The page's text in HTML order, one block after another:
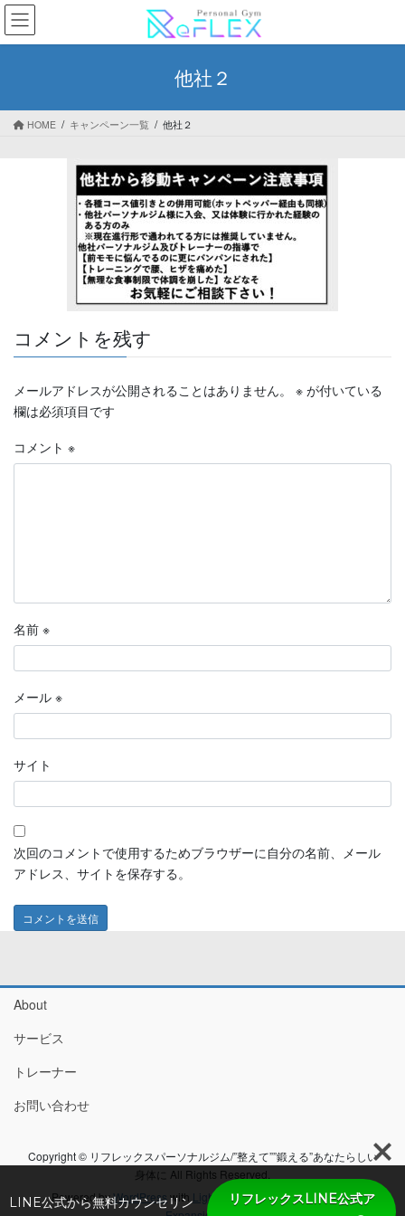
コ
ン
テ
ナ
ビ
ゲ
他社２
HOME キャンペーン一覧 他社２
コメントを残す
メールアドレスが公開されることはありません。 ※ が付いている
欄は必須項目です
コメント ※
名前 ※
メール ※
サイト
次回のコメントで使用するためブラウザーに自分の名前、メール
アドレス、サイトを保存する。
About
サービス
トレーナー
お問い合わせ
Copyright © リフレックスパーソナルジム/”整えて””鍛える”あなたらしい
身体に All Rights Reserved.
Powered byWordPress with Lightning Theme&VK All in One
LINE公式から無料カウンセリン
リフレックスLINE公式ア